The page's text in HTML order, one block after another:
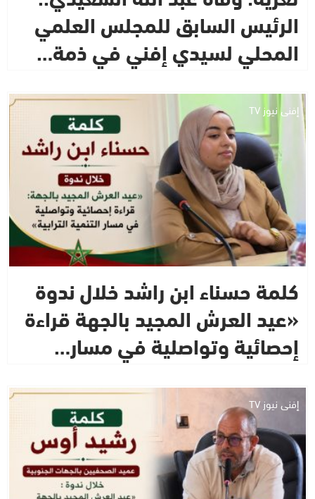
الرئيس السابق للمجلس العلمي
المحلي لسيدي إفني في ذمة…
إفني نيوز TV
كلمة حسناء ابن راشد خلال ندوة
«عيد العرش المجيد بالجهة قراءة
إحصائية وتواصلية في مسار…
إفني نيوز TV